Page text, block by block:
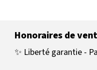
Honoraires de
✨ Liberté garantie -